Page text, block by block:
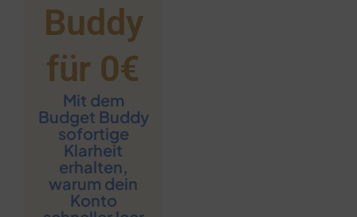
Buddy
für 0€​
Mit dem
Budget Buddy
sofortige
Klarheit
erhalten,
warum dein
Konto